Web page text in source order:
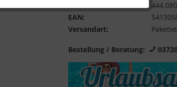
EAN:
Versandart:
Bestellung / Beratung: